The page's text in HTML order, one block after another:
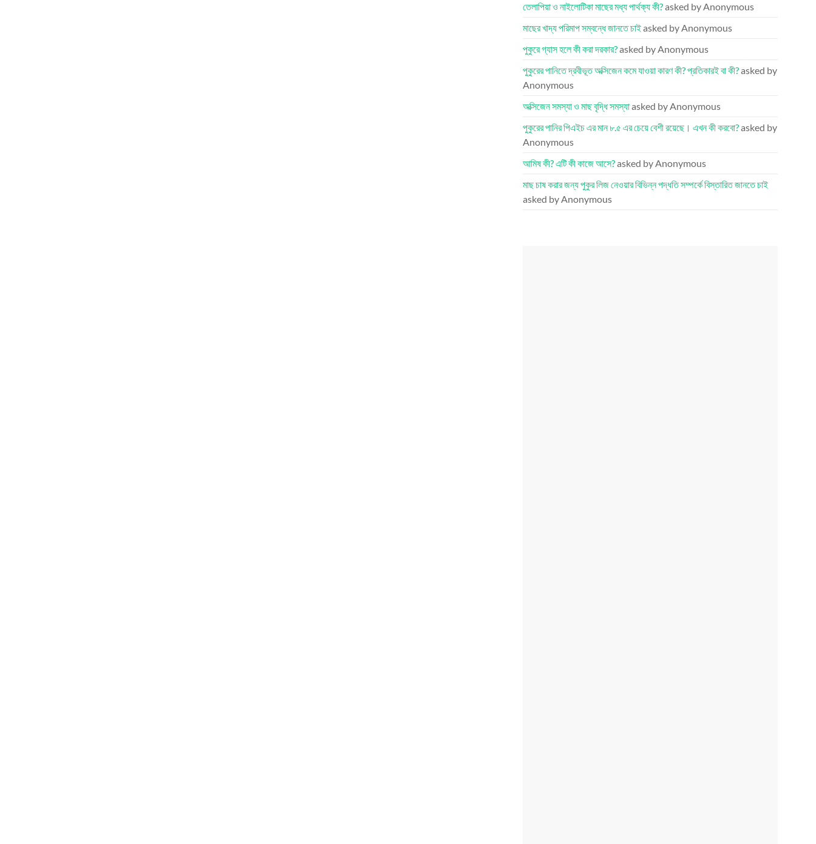
তেলাপিয়া ও নাইলোটিকা মাছের মধ্য পার্থক্য কী?asked by Anonymous
মাছের খাদ্য পরিমাপ সম্বন্ধে জানতে চাইasked by Anonymous
পুকুরে গ্যাস হলে কী করা দরকার?asked by Anonymous
পুকুরের পানিতে দ্রবীভূত অক্সিজেন কমে যাওয়া কারণ কী? প্রতিকারই বা কী?asked by
Anonymous
অক্সিজেন সমস্যা ও মাছ বৃদ্ধি সমস্যাasked by Anonymous
পুকুরের পানির পিএইচ এর মান ৮.৫ এর চেয়ে বেশী রয়েছে। এখন কী করবো?asked by
Anonymous
আমিষ কী? এটি কী কাজে আসে?asked by Anonymous
মাছ চাষ করার জন্য পুকুর লিজ নেওয়ার বিভিন্ন পদ্ধতি সম্পর্কে বিস্তারিত জানতে চাই
asked by Anonymous